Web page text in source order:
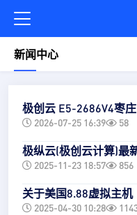
新闻中心
极创云 E5-2686V4枣
2026-07-25 16:39 58
极纵云(极创云计算)最
2025-11-23 18:57 856
关于美国8.88虚拟主机
2025-04-30 10:28